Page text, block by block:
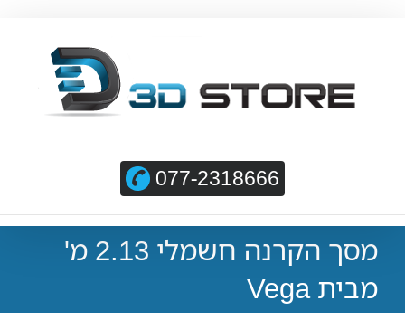
077-2318666
מסך הקרנה חשמלי 2.13 מ'
מבית Vega